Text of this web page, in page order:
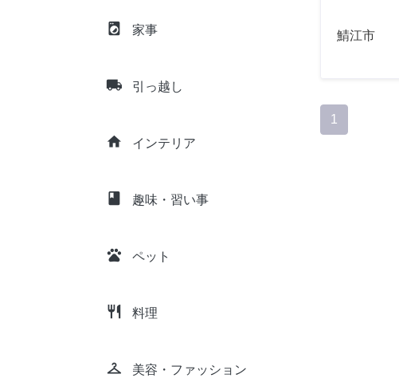
local_laundry_service 家事
local_shipping 引っ越し
home インテリア
class 趣味・習い事
pets ペット
restaurant 料理
checkroom 美容・ファッション
鯖江市
1